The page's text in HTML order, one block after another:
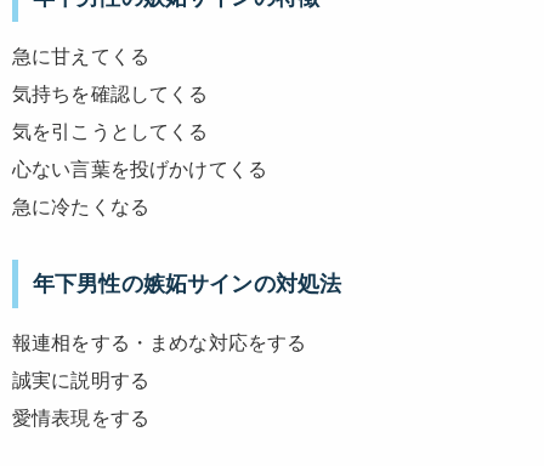
急に甘えてくる
気持ちを確認してくる
気を引こうとしてくる
心ない言葉を投げかけてくる
急に冷たくなる
年下男性の嫉妬サインの対処法
報連相をする・まめな対応をする
誠実に説明する
愛情表現をする